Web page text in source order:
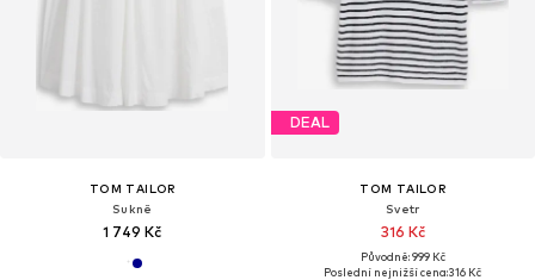
TOM TAILOR
Sukně
1 749 Kč
DEAL
TOM TAILOR
Svetr
316 Kč
Původně: 999 Kč
Poslední nejnižší cena:316 Kč